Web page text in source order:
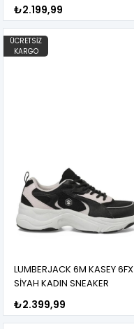
₺2.199,99
LUMBERJACK 6M KASEY 6FX
SİYAH KADIN SNEAKER
₺2.399,99
ÜCRETSIZ
KARGO